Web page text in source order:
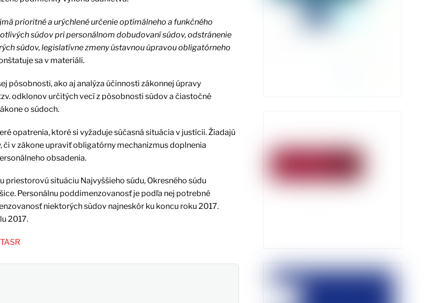
prioritné a urýchlené určenie optimálneho a funkčného
súdov pri personálnom dobudovaní súdov, odstránenie
súdov, legislatívne zmeny ústavnou úpravou obligatórneho
sa v materiáli.
pôsobnosti, ako aj analýza účinnosti zákonnej úpravy
odklonov určitých vecí z pôsobnosti súdov a čiastočné
o súdoch.
opatrenia, ktoré si vyžaduje súčasná situácia v justícii. Žiadajú
v zákone upraviť obligatórny mechanizmus doplnenia
obsadenia.
situáciu Najvyššieho súdu, Okresného súdu
Personálnu poddimenzovanosť je podľa nej potrebné
niektorých súdov najneskôr ku koncu roku 2017.
2017.
TASR